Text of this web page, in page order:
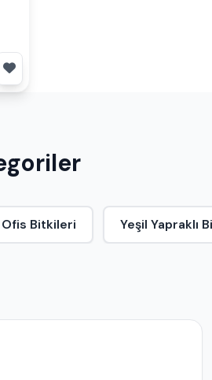
Ofis Bitkileri Yeşil Yapraklı